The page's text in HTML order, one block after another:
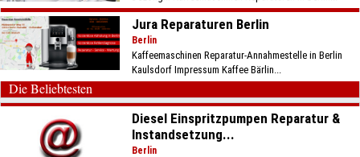
Jura Reparaturen Berlin
Berlin
Kaffeemaschinen Reparatur-Annahmestelle in Berlin
Kaulsdorf Impressum Kaffee Bärlin...
Die Beliebtesten
Diesel Einspritzpumpen Reparatur &
Instandsetzung...
Berlin